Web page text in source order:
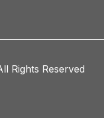
Rights Reserved